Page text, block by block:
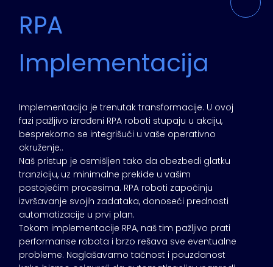
RPA
Implementacija
Implementacija je trenutak transformacije. U ovoj
fazi pažljivo izrađeni RPA roboti stupaju u akciju,
besprekorno se integrišući u vaše operativno
okruženje..
Naš pristup je osmišljen tako da obezbedi glatku
tranziciju, uz minimalne prekide u vašim
postojećim procesima. RPA roboti započinju
izvršavanje svojih zadataka, donoseći prednosti
automatizacije u prvi plan.
Tokom implementacije RPA, naš tim pažljivo prati
performanse robota i brzo rešava sve eventualne
probleme. Naglašavamo tačnost i pouzdanost